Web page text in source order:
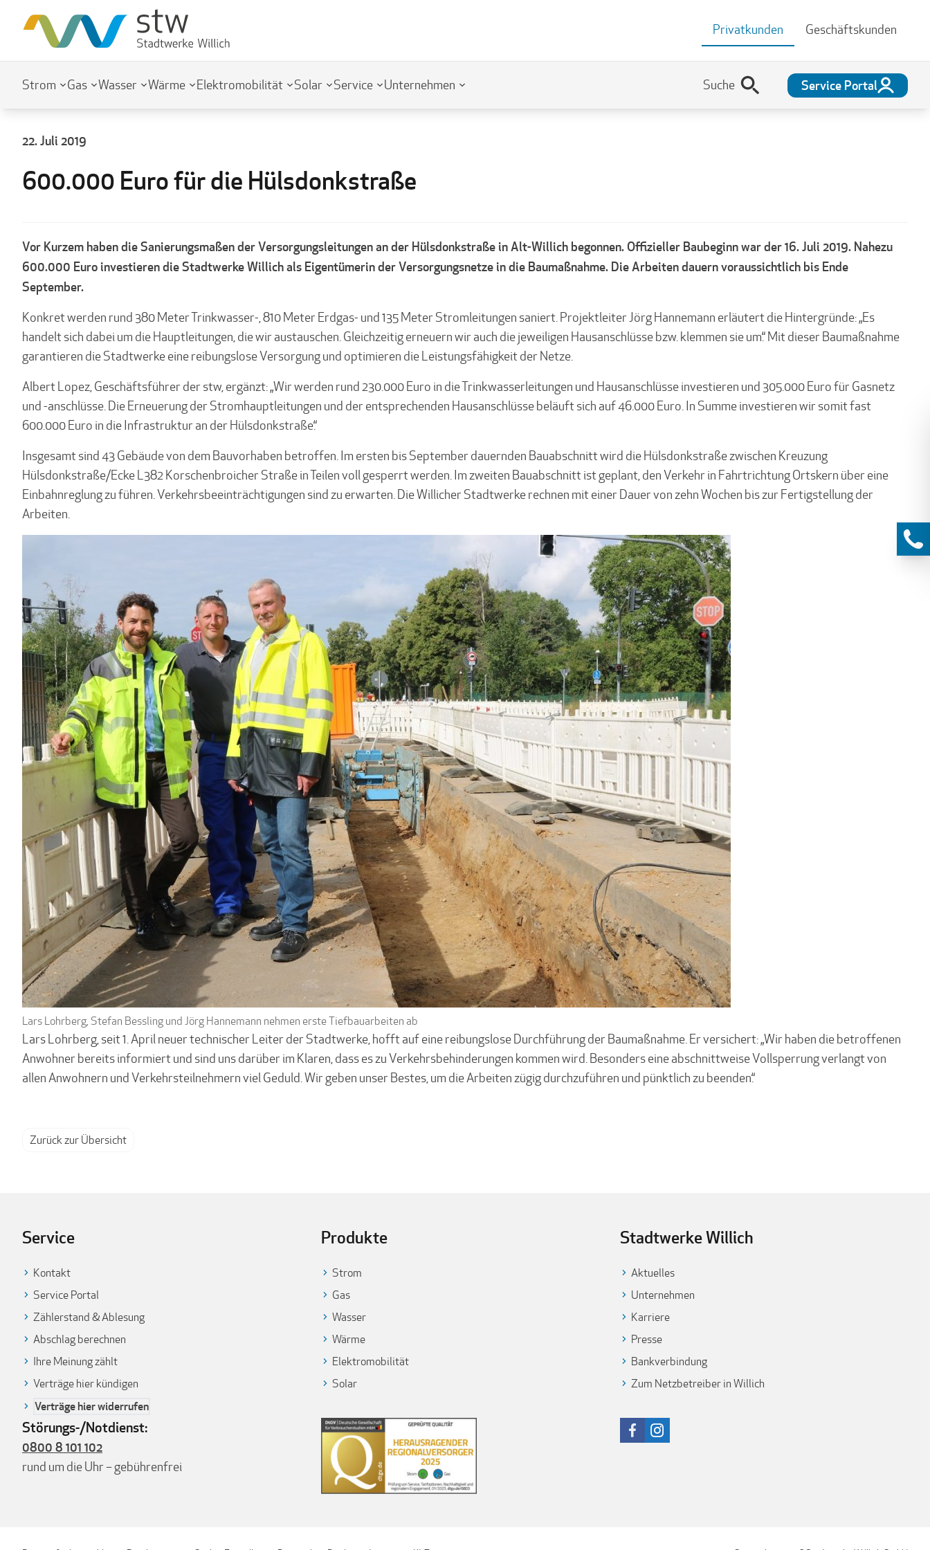
Privatkunden Geschäftskunden
Strom Gas Wasser Wärme Elektromobilität Solar Service Unternehmen Service Portal
22. Juli 2019
600.000 Euro für die Hülsdonkstraße
Vor Kurzem haben die Sanierungsmaßen der Versorgungsleitungen an der Hülsdonkstraße in Alt-Willich begonnen. Offizieller Baubeginn war der 16. Juli 2019. Nahezu
600.000 Euro investieren die Stadtwerke Willich als Eigentümerin der Versorgungsnetze in die Baumaßnahme. Die Arbeiten dauern voraussichtlich bis Ende
September.
Konkret werden rund 380 Meter Trinkwasser-, 810 Meter Erdgas- und 135 Meter Stromleitungen saniert. Projektleiter Jörg Hannemann erläutert die Hintergründe: „Es
handelt sich dabei um die Hauptleitungen, die wir austauschen. Gleichzeitig erneuern wir auch die jeweiligen Hausanschlüsse bzw. klemmen sie um.“ Mit dieser Baumaßnahme
garantieren die Stadtwerke eine reibungslose Versorgung und optimieren die Leistungsfähigkeit der Netze.
Albert Lopez, Geschäftsführer der stw, ergänzt: „Wir werden rund 230.000 Euro in die Trinkwasserleitungen und Hausanschlüsse investieren und 305.000 Euro für Gasnetz
und -anschlüsse. Die Erneuerung der Stromhauptleitungen und der entsprechenden Hausanschlüsse beläuft sich auf 46.000 Euro. In Summe investieren wir somit fast
600.000 Euro in die Infrastruktur an der Hülsdonkstraße.“
Insgesamt sind 43 Gebäude von dem Bauvorhaben betroffen. Im ersten bis September dauernden Bauabschnitt wird die Hülsdonkstraße zwischen Kreuzung
Hülsdonkstraße/Ecke L382 Korschenbroicher Straße in Teilen voll gesperrt werden. Im zweiten Bauabschnitt ist geplant, den Verkehr in Fahrtrichtung Ortskern über eine
Einbahnreglung zu führen. Verkehrsbeeinträchtigungen sind zu erwarten. Die Willicher Stadtwerke rechnen mit einer Dauer von zehn Wochen bis zur Fertigstellung der
Arbeiten.
Lars Lohrberg, Stefan Bessling und Jörg Hannemann nehmen erste Tiefbauarbeiten ab
Lars Lohrberg, seit 1. April neuer technischer Leiter der Stadtwerke, hofft auf eine reibungslose Durchführung der Baumaßnahme. Er versichert: „Wir haben die betroffenen
Anwohner bereits informiert und sind uns darüber im Klaren, dass es zu Verkehrsbehinderungen kommen wird. Besonders eine abschnittweise Vollsperrung verlangt von
allen Anwohnern und Verkehrsteilnehmern viel Geduld. Wir geben unser Bestes, um die Arbeiten zügig durchzuführen und pünktlich zu beenden.“
Zurück zur Übersicht
Service
Kontakt
Service Portal
Zählerstand & Ablesung
Abschlag berechnen
Ihre Meinung zählt
Verträge hier kündigen
Verträge hier widerrufen
Produkte
Strom
Gas
Wasser
Wärme
Elektromobilität
Solar
Stadtwerke Willich
Aktuelles
Unternehmen
Karriere
Presse
Bankverbindung
Zum Netzbetreiber in Willich
Störungs-/Notdienst:
0800 8 101 102
rund um die Uhr – gebührenfrei